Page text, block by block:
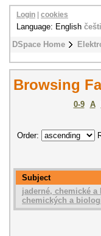
DSpace Home
Login cookies
Language: English
Browsing
0-9 A
Order:
Subject
jaderné, chemické
chemických a